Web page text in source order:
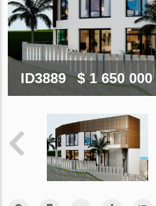
ID3889 $ 1 650 000